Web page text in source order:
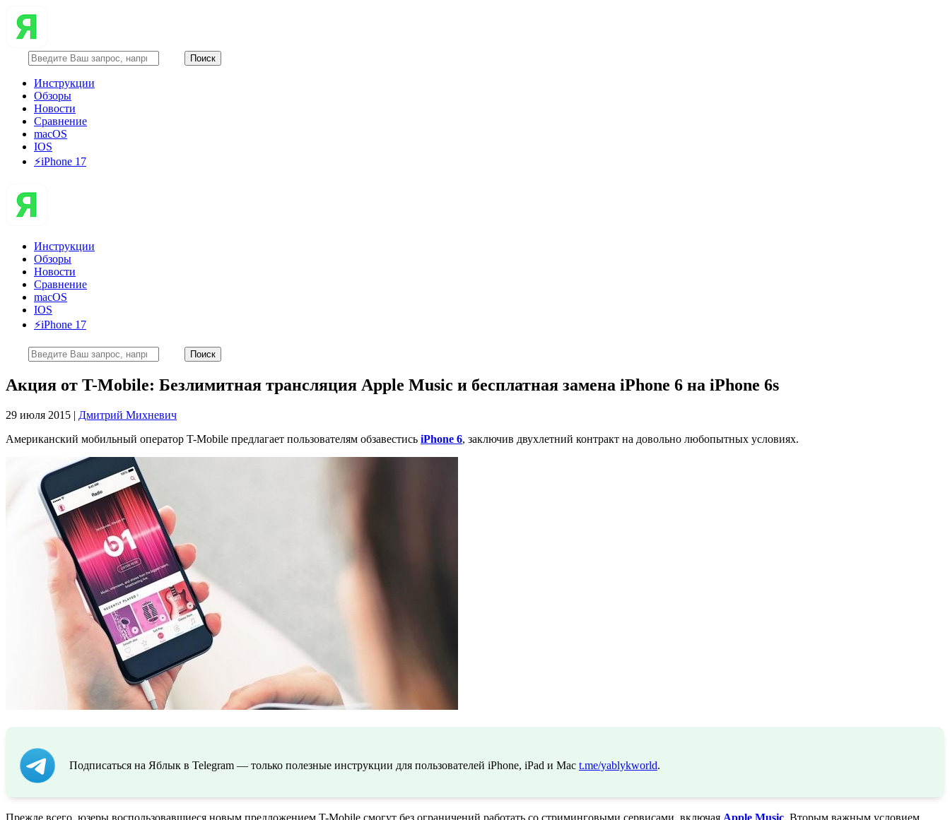
Инструкции
Обзоры
Новости
Сравнение
macOS
IOS
⚡️iPhone 17
Инструкции
Обзоры
Новости
Сравнение
macOS
IOS
⚡️iPhone 17
Акция от T-Mobile: Безлимитная трансляция Apple Music и бесплатная замена iPhone 6 на iPhone 6s
29 июля 2015 | Дмитрий Михневич
Американский мобильный оператор T-Mobile предлагает пользователям обзавестись iPhone 6, заключив двухлетний контракт на довольно любопытных условиях.
Подписаться на Яблык в Telegram — только полезные инструкции для пользователей iPhone, iPad и Mac t.me/yablykworld.
Прежде всего, юзеры воспользовавшиеся новым предложением T-Mobile смогут без ограничений работать со стриминговыми сервисами, включая Apple Music. Вторым важным условием